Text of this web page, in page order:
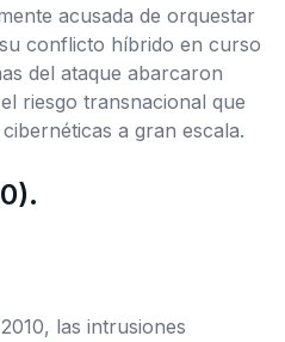
acusada de orquestar
conflicto híbrido en curso
del ataque abarcaron
riesgo transnacional que
a gran escala.
las intrusiones